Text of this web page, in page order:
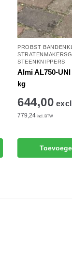
PROBST
STEENKNIPPERS
Almi AL750-
kg
644,00
779,24 incl. BTW